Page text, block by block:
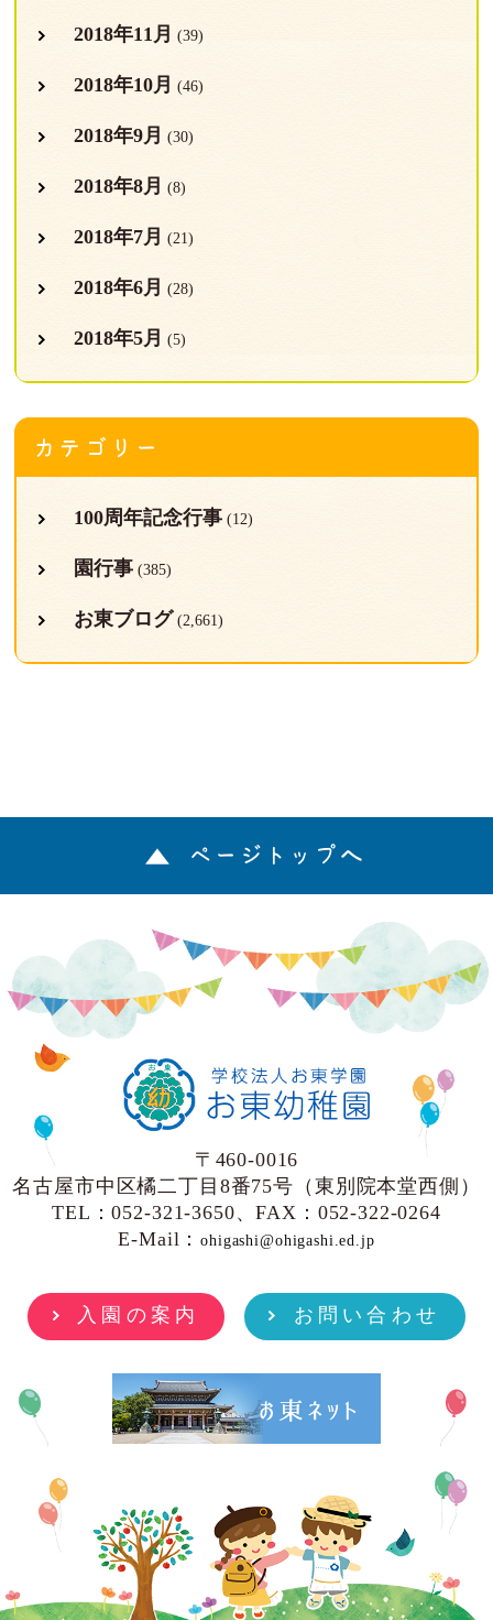
2018年11月 (39)
2018年10月 (46)
2018年9月 (30)
2018年8月 (8)
2018年7月 (21)
2018年6月 (28)
2018年5月 (5)
カテゴリー
100周年記念行事(12)
園行事(385)
お東ブログ (2,661)
ページトップへ
〒460-0016
名古屋市中区橘二丁目8番75号（東別院本堂西側）
TEL：052-321-3650、FAX：052-322-0264
E-Mail：ohigashi@ohigashi.ed.jp
入園の案内 お問い合わせ